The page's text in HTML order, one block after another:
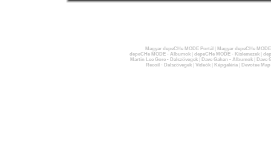
Magyar depeCHe MODE Portál
Magyar depeCHe
depeCHe MODE - Albumok| depeCHe MODE - Kislemezek|
Martin Lee Gore - Dalszövegek| Dave Gahan - Albumok|
Dave
Recoil - Dalszövegek| Videók| Képgaléria| Devotee Map